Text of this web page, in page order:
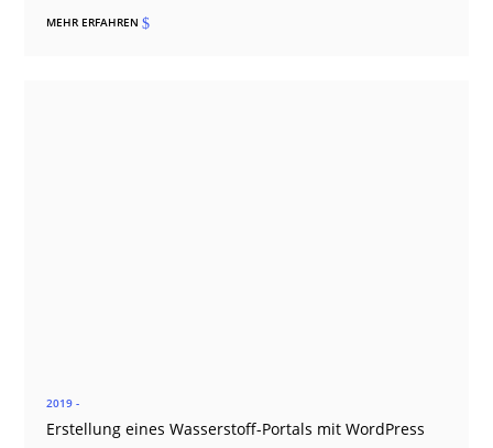
MEHR ERFAHREN$
2019 -
Erstellung eines Wasserstoff-Portals mit WordPress